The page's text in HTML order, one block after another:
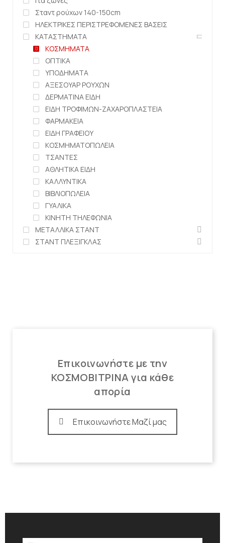
Σταντ ρούχων 140-150cm
ΗΛΕΚΤΡΙΚΕΣ ΠΕΡΙΣΤΡΕΦΟΜΕΝΕΣ ΒΑΣΕΙΣ
ΚΑΤΑΣΤΗΜΑΤΑ
ΚΟΣΜΗΜΑΤΑ
ΟΠΤΙΚΑ
ΥΠΟΔΗΜΑΤΑ
ΑΞΕΣΟΥΑΡ ΡΟΥΧΩΝ
ΔΕΡΜΑΤΙΝΑ ΕΙΔΗ
ΕΙΔΗ ΤΡΟΦΙΜΩΝ-ΖΑΧΑΡΟΠΛΑΣΤΕΙΑ
ΦΑΡΜΑΚΕΙΑ
ΕΙΔΗ ΓΡΑΦΕΙΟΥ
ΚΟΣΜΗΜΑΤΟΠΩΛΕΙΑ
ΤΣΑΝΤΕΣ
ΑΘΛΗΤΙΚΑ ΕΙΔΗ
ΚΑΛΛΥΝΤΙΚΑ
ΒΙΒΛΙΟΠΩΛΕΙΑ
ΓΥΑΛΙΚΑ
ΚΙΝΗΤΗ ΤΗΛΕΦΩΝΙΑ
ΜΕΤΑΛΛΙΚΑ ΣΤΑΝΤ
ΣΤΑΝΤ ΠΛΕΞΙΓΚΛΑΣ
Επικοινωνήστε με την
ΚΟΣΜΟΒΙΤΡΙΝΑ για κάθε
απορία
Επικοινωνήστε Μαζί μας